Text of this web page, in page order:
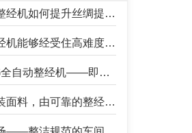
如何提升丝绸提花织物的质量？
经受住高难度玻璃纤维纱线加工的考验？
动整经机——即将运往客户工厂
料，由可靠的整经机驱动